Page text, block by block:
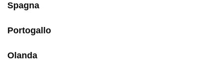
Spagna
Portogallo
Olanda